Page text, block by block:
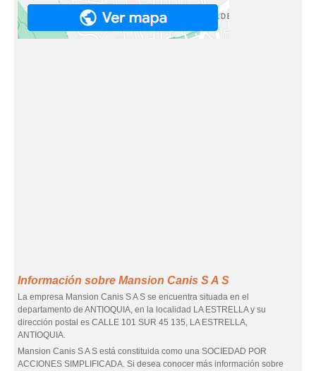
Información sobre Mansion Canis S A S
La empresa Mansion Canis S A S se encuentra situada en el
departamento de ANTIOQUIA, en la localidad LA ESTRELLA y su
dirección postal es CALLE 101 SUR 45 135, LA ESTRELLA,
ANTIOQUIA.
Mansion Canis S A S está constituida como una SOCIEDAD POR
ACCIONES SIMPLIFICADA. Si desea conocer más información sobre